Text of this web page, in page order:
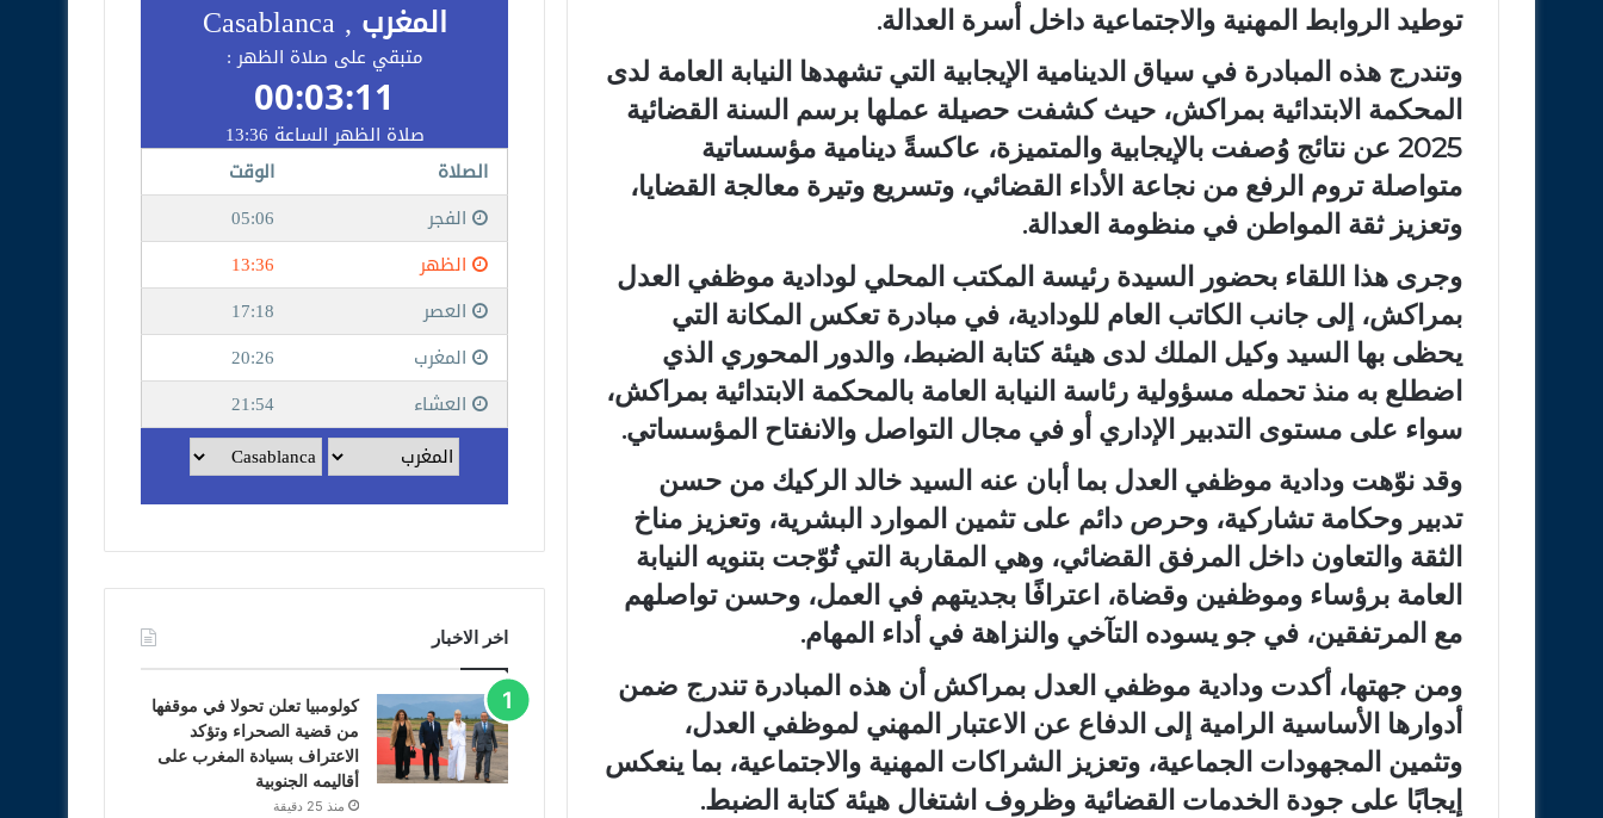
توطيد الروابط المهنية والاجتماعية داخل أسرة العدالة.
وتندرج هذه المبادرة في سياق الدينامية الإيجابية التي تشهدها النيابة العامة لدى
المحكمة الابتدائية بمراكش، حيث كشفت حصيلة عملها برسم السنة القضائية
2025 عن نتائج وُصفت بالإيجابية والمتميزة، عاكسةً دينامية مؤسساتية
متواصلة تروم الرفع من نجاعة الأداء القضائي، وتسريع وتيرة معالجة القضايا،
وتعزيز ثقة المواطن في منظومة العدالة.
وجرى هذا اللقاء بحضور السيدة رئيسة المكتب المحلي لودادية موظفي العدل
بمراكش، إلى جانب الكاتب العام للودادية، في مبادرة تعكس المكانة التي
يحظى بها السيد وكيل الملك لدى هيئة كتابة الضبط، والدور المحوري الذي
اضطلع به منذ تحمله مسؤولية رئاسة النيابة العامة بالمحكمة الابتدائية بمراكش،
سواء على مستوى التدبير الإداري أو في مجال التواصل والانفتاح المؤسساتي.
وقد نوّهت ودادية موظفي العدل بما أبان عنه السيد خالد الركيك من حسن
تدبير وحكامة تشاركية، وحرص دائم على تثمين الموارد البشرية، وتعزيز مناخ
الثقة والتعاون داخل المرفق القضائي، وهي المقاربة التي تُوّجت بتنويه النيابة
العامة برؤساء وموظفين وقضاة، اعترافًا بجديتهم في العمل، وحسن تواصلهم
مع المرتفقين، في جو يسوده التآخي والنزاهة في أداء المهام.
ومن جهتها، أكدت ودادية موظفي العدل بمراكش أن هذه المبادرة تندرج ضمن
أدوارها الأساسية الرامية إلى الدفاع عن الاعتبار المهني لموظفي العدل،
وتثمين المجهودات الجماعية، وتعزيز الشراكات المهنية والاجتماعية، بما ينعكس
إيجابًا على جودة الخدمات القضائية وظروف اشتغال هيئة كتابة الضبط.
اخر الاخبار
كولومبيا تعلن تحولا في موقفها
من قضية الصحراء وتؤكد
الاعتراف بسيادة المغرب على
أقاليمه الجنوبية
منذ 25 دقيقة